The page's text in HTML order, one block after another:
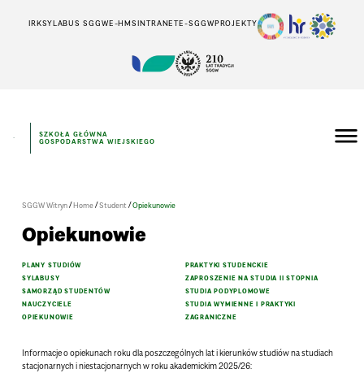
IRKSYLABUS SGGWE-HMSINTRANETE-SGGWPROJEKTY
SZKOŁA GŁÓWNA
GOSPODARSTWA WIEJSKIEGO
SGGW Witryn/Home/Student /Opiekunowie
Opiekunowie
PLANY STUDIÓW
SYLABUSY
SAMORZĄD STUDENTÓW
NAUCZYCIELE
OPIEKUNOWIE
PRAKTYKI STUDENCKIE
ZAPROSZENIE NA STUDIA II STOPNIA
STUDIA PODYPLOMOWE
STUDIA WYMIENNE I PRAKTYKI
ZAGRANICZNE
Informacje o opiekunach roku dla poszczególnych lat i kierunków studiów na studiach
stacjonarnych i niestacjonarnych w roku akademickim 2025/26: